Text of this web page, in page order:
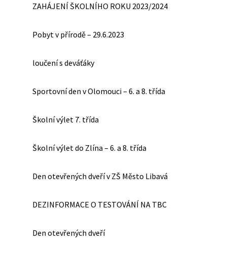
ZAHÁJENÍ ŠKOLNÍHO ROKU 2023/2024
Pobyt v přírodě – 29.6.2023
loučení s deváťáky
Sportovní den v Olomouci – 6. a 8. třída
Školní výlet 7. třída
Školní výlet do Zlína – 6. a 8. třída
Den otevřených dveří v ZŠ Město Libavá
DEZINFORMACE O TESTOVÁNÍ NA TBC
Den otevřených dveří